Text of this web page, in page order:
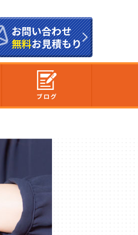
お問い合わせ
無料お見積もり
ブログ